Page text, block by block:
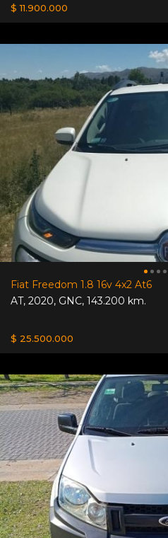
$ 11.900.000
Fiat Freedom 1.8 16v 4x2 At6
AT, 2020, GNC, 143.200 km.
$ 25.500.000